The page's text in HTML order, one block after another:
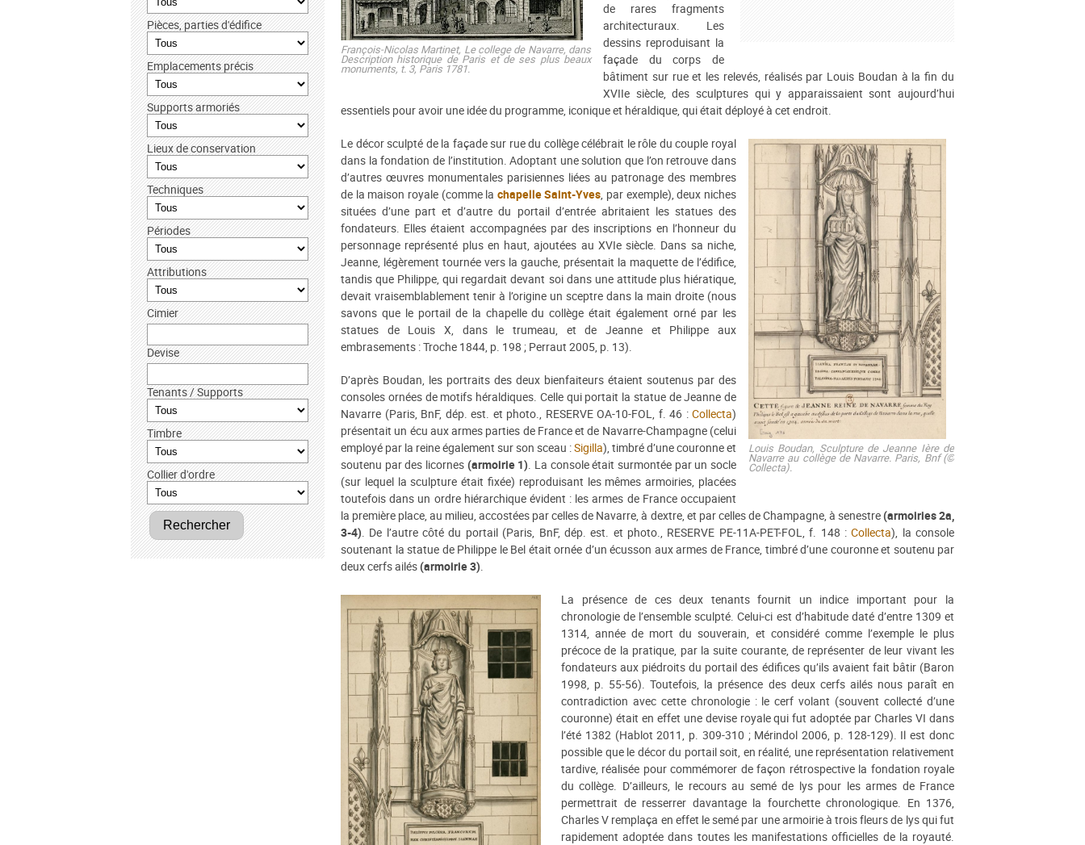
Pièces, parties d'édifice
Emplacements précis
Supports armoriés
Lieux de conservation
Techniques
Périodes
Attributions
Cimier
Devise
Tenants / Supports
Timbre
Collier d'ordre
Rechercher
François-Nicolas Martinet, Le college de Navarre, dans
Description historique de Paris et de ses plus beaux
monuments, t. 3, Paris 1781.
de rares fragments
architecturaux. Les
dessins reproduisant la
façade du corps de
bâtiment sur rue et les relevés, réalisés par Louis Boudan à la fin du
XVIIe siècle, des sculptures qui y apparaissaient sont aujourd’hui
essentiels pour avoir une idée du programme, iconique et héraldique, qui était déployé à cet endroit.
Louis Boudan, Sculpture de Jeanne Ière de
Navarre au collège de Navarre. Paris, Bnf (©
Collecta).
Le décor sculpté de la façade sur rue du collège célébrait le rôle du couple royal
dans la fondation de l’institution. Adoptant une solution que l’on retrouve dans
d’autres œuvres monumentales parisiennes liées au patronage des membres
de la maison royale (comme la chapelle Saint-Yves, par exemple), deux niches
situées d’une part et d’autre du portail d’entrée abritaient les statues des
fondateurs. Elles étaient accompagnées par des inscriptions en l’honneur du
personnage représenté plus en haut, ajoutées au XVIe siècle. Dans sa niche,
Jeanne, légèrement tournée vers la gauche, présentait la maquette de l’édifice,
tandis que Philippe, qui regardait devant soi dans une attitude plus hiératique,
devait vraisemblablement tenir à l’origine un sceptre dans la main droite (nous
savons que le portail de la chapelle du collège était également orné par les
statues de Louis X, dans le trumeau, et de Jeanne et Philippe aux
embrasements : Troche 1844, p. 198 ; Perraut 2005, p. 13).
D’après Boudan, les portraits des deux bienfaiteurs étaient soutenus par des
consoles ornées de motifs héraldiques. Celle qui portait la statue de Jeanne de
Navarre (Paris, BnF, dép. est. et photo., RESERVE OA-10-FOL, f. 46 : Collecta)
présentait un écu aux armes parties de France et de Navarre-Champagne (celui
employé par la reine également sur son sceau :Sigilla), timbré d’une couronne et
soutenu par des licornes (armoirie 1). La console était surmontée par un socle
(sur lequel la sculpture était fixée) reproduisant les mêmes armoiries, placées
toutefois dans un ordre hiérarchique évident : les armes de France occupaient
la première place, au milieu, accostées par celles de Navarre, à dextre, et par celles de Champagne, à senestre (armoiries 2a,
3-4). De l’autre côté du portail (Paris, BnF, dép. est. et photo., RESERVE PE-11A-PET-FOL, f. 148 :Collecta), la console
soutenant la statue de Philippe le Bel était ornée d’un écusson aux armes de France, timbré d’une couronne et soutenu par
deux cerfs ailés (armoirie 3).
La présence de ces deux tenants fournit un indice important pour la
chronologie de l’ensemble sculpté. Celui-ci est d’habitude daté d’entre 1309 et
1314, année de mort du souverain, et considéré comme l’exemple le plus
précoce de la pratique, par la suite courante, de représenter de leur vivant les
fondateurs aux piédroits du portail des édifices qu’ils avaient fait bâtir (Baron
1998, p. 55-56). Toutefois, la présence des deux cerfs ailés nous paraît en
contradiction avec cette chronologie : le cerf volant (souvent collecté d’une
couronne) était en effet une devise royale qui fut adoptée par Charles VI dans
l’été 1382 (Hablot 2011, p. 309-310 ; Mérindol 2006, p. 128-129). Il est donc
possible que le décor du portail soit, en réalité, une représentation relativement
tardive, réalisée pour commémorer de façon rétrospective la fondation royale
du collège. D’ailleurs, le recours au semé de lys pour les armes de France
permettrait de resserrer davantage la fourchette chronologique. En 1376,
Charles V remplaça en effet le semé par une armoirie à trois fleurs de lys qui fut
rapidement adoptée dans toutes les manifestations officielles de la royauté.